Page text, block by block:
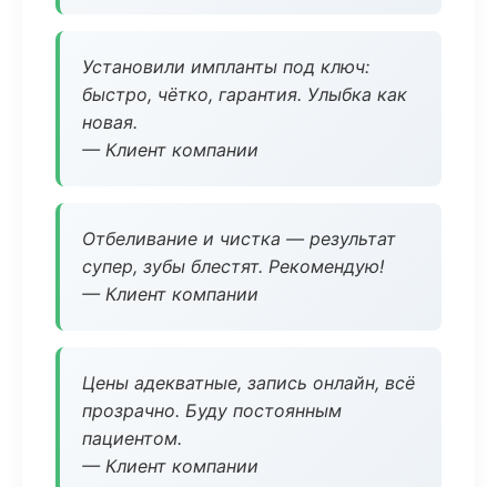
Установили импланты под ключ:
быстро, чётко, гарантия. Улыбка как
новая.
— Клиент компании
Отбеливание и чистка — результат
супер, зубы блестят. Рекомендую!
— Клиент компании
Цены адекватные, запись онлайн, всё
прозрачно. Буду постоянным
пациентом.
— Клиент компании